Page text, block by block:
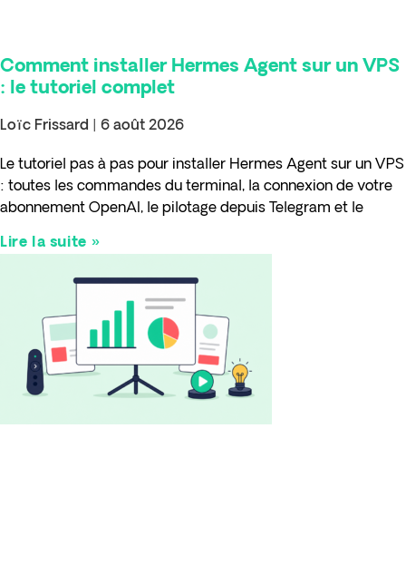
Comment installer Hermes Agent sur un VPS
: le tutoriel complet
Loïc Frissard 6 août 2026
Le tutoriel pas à pas pour installer Hermes Agent sur un VPS
: toutes les commandes du terminal, la connexion de votre
abonnement OpenAI, le pilotage depuis Telegram et le
Lire la suite »